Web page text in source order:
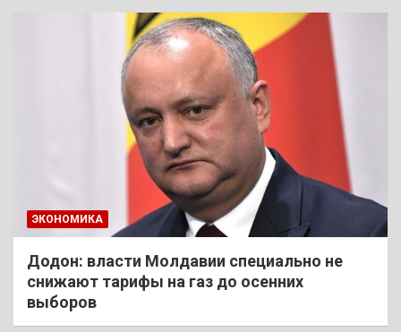
ЭКОНОМИКА
Додон: власти Молдавии специально не
снижают тарифы на газ до осенних
выборов